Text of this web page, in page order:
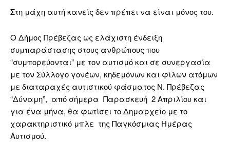
Στη μάχη αυτή κανείς δεν πρέπει να είναι μόνος του.
Ο Δήμος Πρέβεζας ως ελάχιστη ένδειξη
συμπαράστασης στους ανθρώπους που
“συμπορεύονται” με τον αυτισμό και σε συνεργασία
με τον Σύλλογο γονέων, κηδεμόνων και φίλων ατόμων
με διαταραχές αυτιστικού φάσματος Ν. Πρέβεζας
“Δύναμη”, από σήμερα Παρασκευή 2 Απριλίου και
για ένα μήνα, θα φωτίσει το Δημαρχείο με το
χαρακτηριστικό μπλε της Παγκόσμιας Ημέρας
Αυτισμού.